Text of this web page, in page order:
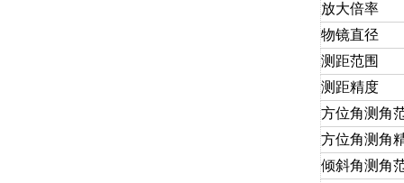
放大倍率
物镜直径
测距范围
测距精度
方位角测角
方位角测角
倾斜角测角